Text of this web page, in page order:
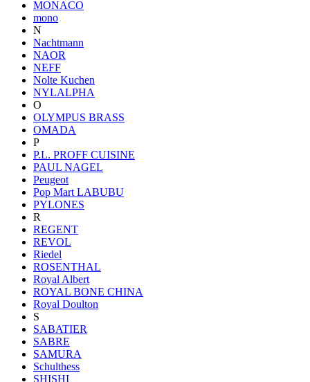
MONACO
mono
N
Nachtmann
NAOR
NEFF
Nolte Kuchen
NYLALPHA
O
OLYMPUS BRASS
OMADA
P
P.L. PROFF CUISINE
PAUL NAGEL
Peugeot
Pop Mart LABUBU
PYLONES
R
REGENT
REVOL
Riedel
ROSENTHAL
Royal Albert
ROYAL BONE CHINA
Royal Doulton
S
SABATIER
SABRE
SAMURA
Schulthess
SHISHI